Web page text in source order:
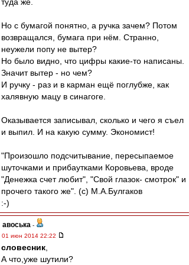
Но с бумагой понятно, а ручка зачем? Потом
возвращался, бумага при нём. Странно,
неужели попу не вытер?
Но было видно, что цифры какие-то написаны.
Значит вытер - но чем?
И ручку - раз и в карман ещё поглубже, как
халявную мацу в синагоге.
Оказывается записывал, сколько и чего я съел
и выпил. И на какую сумму. Экономист!
"Произошло подсчитывание, пересыпаемое
шуточками и прибаутками Коровьева, вроде
"Денежка счет любит", "Свой глазок- смотрок" и
прочего такого же". (с) М.А.Булгаков
:-)
авоська -
01 июн 2014 22:22
словесник
А что,уже шутили?